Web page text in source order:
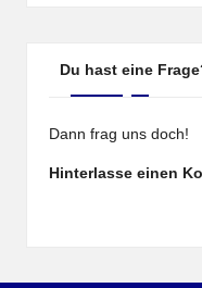
Du hast eine
Dann frag uns doch!
Hinterlasse einen